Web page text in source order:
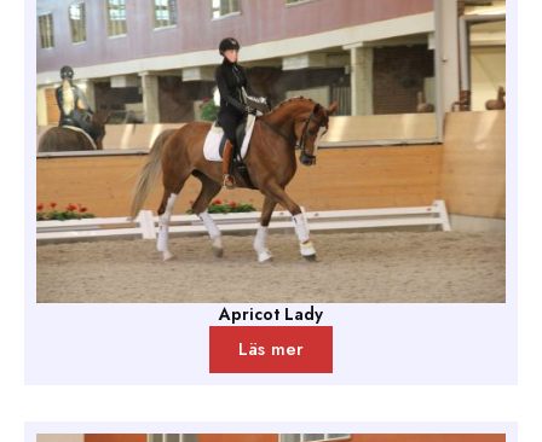
Apricot Lady
Läs mer